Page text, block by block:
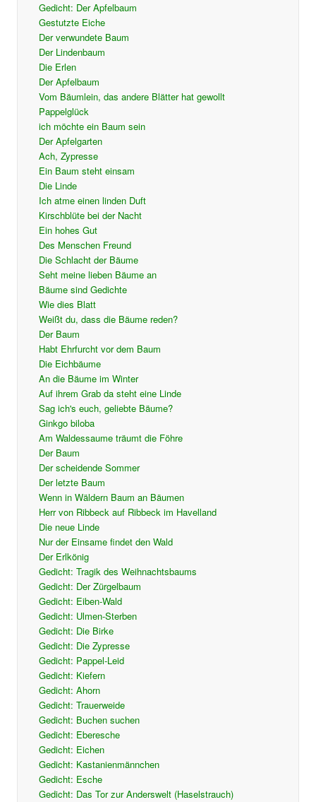
Gedicht: Der Apfelbaum
Gestutzte Eiche
Der verwundete Baum
Der Lindenbaum
Die Erlen
Der Apfelbaum
Vom Bäumlein, das andere Blätter hat gewollt
Pappelglück
ich möchte ein Baum sein
Der Apfelgarten
Ach, Zypresse
Ein Baum steht einsam
Die Linde
Ich atme einen linden Duft
Kirschblüte bei der Nacht
Ein hohes Gut
Des Menschen Freund
Die Schlacht der Bäume
Seht meine lieben Bäume an
Bäume sind Gedichte
Wie dies Blatt
Weißt du, dass die Bäume reden?
Der Baum
Habt Ehrfurcht vor dem Baum
Die Eichbäume
An die Bäume im Winter
Auf ihrem Grab da steht eine Linde
Sag ich's euch, geliebte Bäume?
Ginkgo biloba
Am Waldessaume träumt die Föhre
Der Baum
Der scheidende Sommer
Der letzte Baum
Wenn in Wäldern Baum an Bäumen
Herr von Ribbeck auf Ribbeck im Havelland
Die neue Linde
Nur der Einsame findet den Wald
Der Erlkönig
Gedicht: Tragik des Weihnachtsbaums
Gedicht: Der Zürgelbaum
Gedicht: Eiben-Wald
Gedicht: Ulmen-Sterben
Gedicht: Die Birke
Gedicht: Die Zypresse
Gedicht: Pappel-Leid
Gedicht: Kiefern
Gedicht: Ahorn
Gedicht: Trauerweide
Gedicht: Buchen suchen
Gedicht: Eberesche
Gedicht: Eichen
Gedicht: Kastanienmännchen
Gedicht: Esche
Gedicht: Das Tor zur Anderswelt (Haselstrauch)